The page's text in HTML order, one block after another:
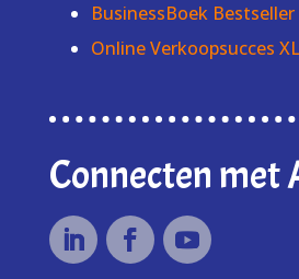
BusinessBoek Bestseller
Online Verkoopsucces XL
Connecten met